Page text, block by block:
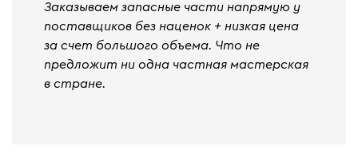
Заказываем запасные части напрямую у
поставщиков без наценок + низкая цена
за счет большого объема. Что не
предложит ни одна частная мастерская
в стране.